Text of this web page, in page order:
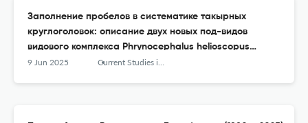
Заполнение пробелов в систематике такырных
круглоголовок: описание двух новых под-видов
видового комплекса Phrynocephalus helioscopus
(Reptilia, Squamata, Agamidae)
9 Jun 2025 Current Studies in Herpetology